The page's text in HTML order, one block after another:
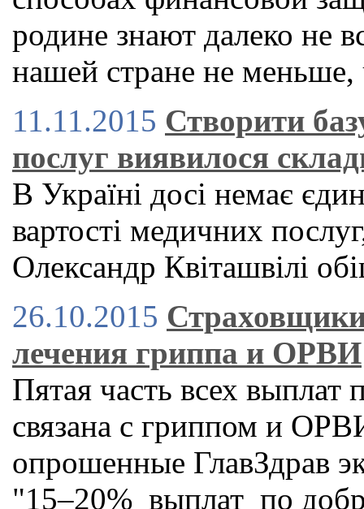
родине знают далеко не
нашей стране не меньше,
11.11.2015 Створити
послуг виявилося
В Україні досі немає
вартості медичних
Олександр Квіташвілі
26.10.2015
лечения гриппа и ОРВИ
Пятая часть всех
связана с гриппом и
опрошенные ГлавЗдрав
"15–20% выплат по